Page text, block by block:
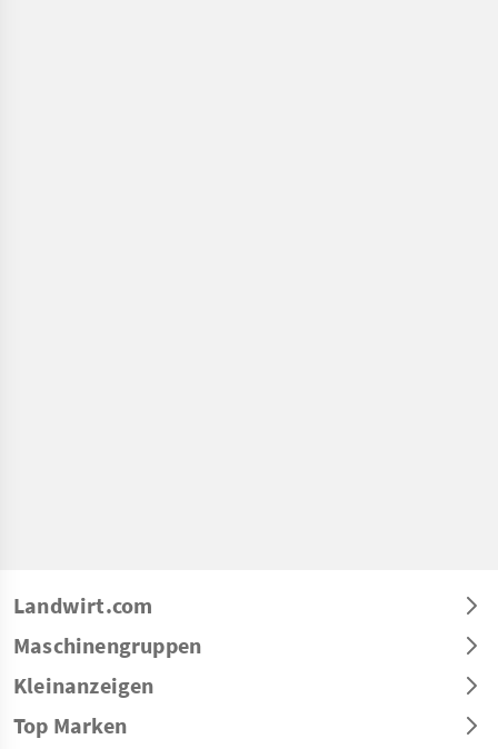
Landwirt.com
Maschinengruppen
Kleinanzeigen
Top Marken